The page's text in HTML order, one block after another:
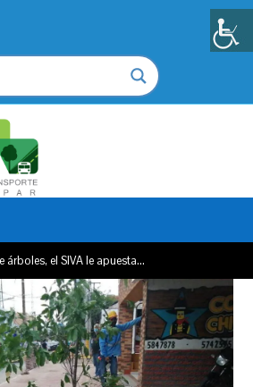
árboles, el SIVA le apuesta…